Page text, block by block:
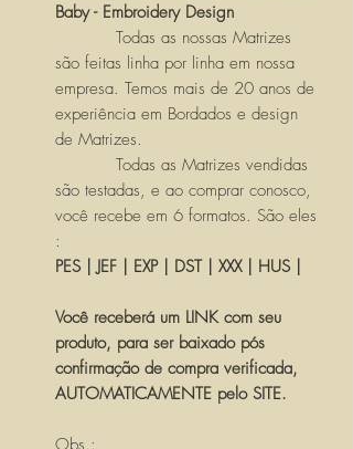
Baby - Embroidery Design
Todas as nossas Matrizes
são feitas linha por linha em nossa
empresa. Temos mais de 20 anos de
experiência em Bordados e design
de Matrizes.
Todas as Matrizes vendidas
são testadas, e ao comprar conosco,
você recebe em 6 formatos. São eles
:
PES | JEF | EXP | DST | XXX | HUS |
Você receberá um LINK com seu
produto, para ser baixado pós
confirmação de compra verificada,
AUTOMATICAMENTE pelo SITE.